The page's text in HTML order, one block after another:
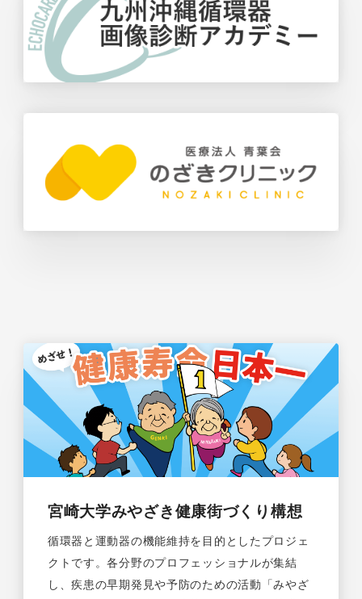
宮崎大学みやざき健康街づくり構想
循環器と運動器の機能維持を目的としたプロジェ
クトです。各分野のプロフェッショナルが集結
し、疾患の早期発見や予防のための活動「みやざ